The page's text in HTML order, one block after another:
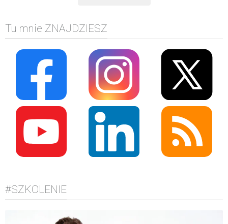
BIZNES
KONTAKT
Tu mnie ZNAJDZIESZ
#SZKOLENIE